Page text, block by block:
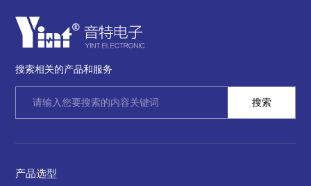
搜索相关的产品和服务
产品选型